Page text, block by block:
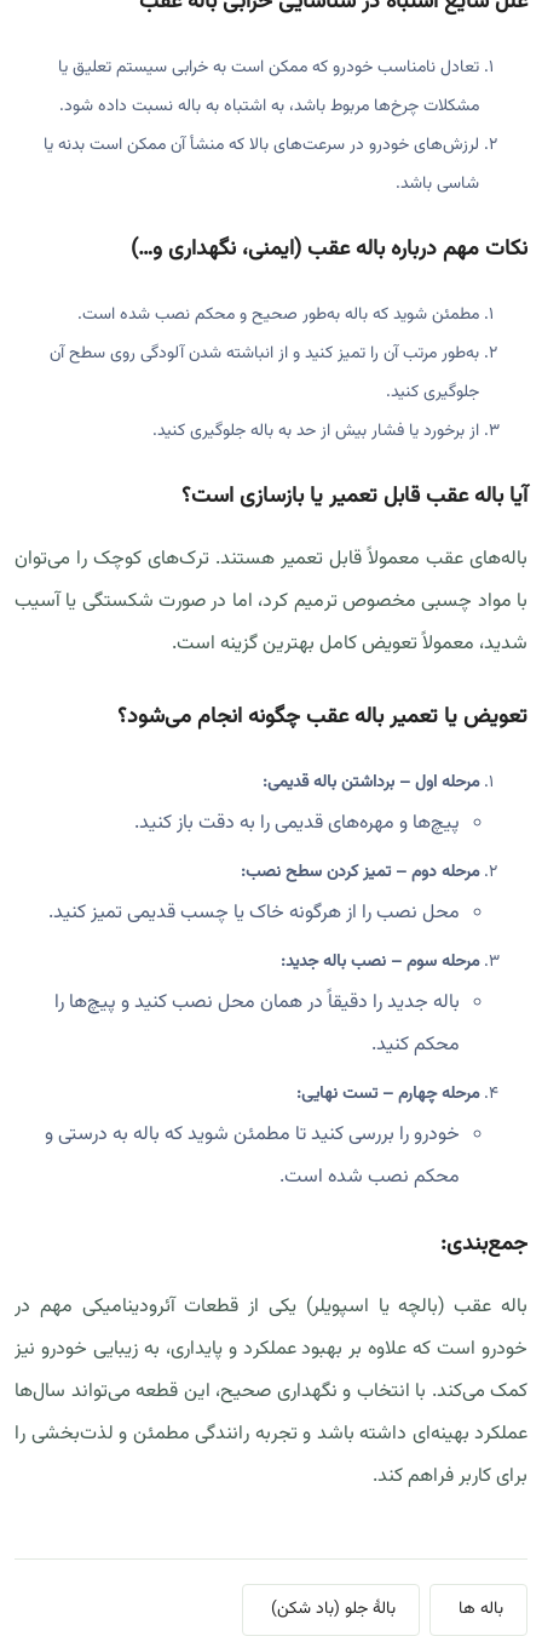
تعادل نامناسب خودرو که ممکن است به خرابی سیستم تعلیق یا
مشکلات چرخ‌ها مربوط باشد، به اشتباه به باله نسبت داده شود.
لرزش‌های خودرو در سرعت‌های بالا که منشأ آن ممکن است بدنه یا
شاسی باشد.
نکات مهم درباره باله عقب (ایمنی، نگهداری و…)
مطمئن شوید که باله به‌طور صحیح و محکم نصب شده است.
به‌طور مرتب آن را تمیز کنید و از انباشته شدن آلودگی روی سطح آن
جلوگیری کنید.
از برخورد یا فشار بیش از حد به باله جلوگیری کنید.
آیا باله عقب قابل تعمیر یا بازسازی است؟
باله‌های عقب معمولاً قابل تعمیر هستند. ترک‌های کوچک را می‌توان
با مواد چسبی مخصوص ترمیم کرد، اما در صورت شکستگی یا آسیب
شدید، معمولاً تعویض کامل بهترین گزینه است.
تعویض یا تعمیر باله عقب چگونه انجام می‌شود؟
مرحله اول – برداشتن باله قدیمی:
پیچ‌ها و مهره‌های قدیمی را به دقت باز کنید.
مرحله دوم – تمیز کردن سطح نصب:
محل نصب را از هرگونه خاک یا چسب قدیمی تمیز کنید.
مرحله سوم – نصب باله جدید:
باله جدید را دقیقاً در همان محل نصب کنید و پیچ‌ها را
محکم کنید.
مرحله چهارم – تست نهایی:
خودرو را بررسی کنید تا مطمئن شوید که باله به درستی و
محکم نصب شده است.
جمع‌بندی:
باله عقب (بالچه یا اسپویلر) یکی از قطعات آئرودینامیکی مهم در
خودرو است که علاوه بر بهبود عملکرد و پایداری، به زیبایی خودرو نیز
کمک می‌کند. با انتخاب و نگهداری صحیح، این قطعه می‌تواند سال‌ها
عملکرد بهینه‌ای داشته باشد و تجربه رانندگی مطمئن و لذت‌بخشی را
برای کاربر فراهم کند.
باله ها بالهٔ جلو (باد شکن)